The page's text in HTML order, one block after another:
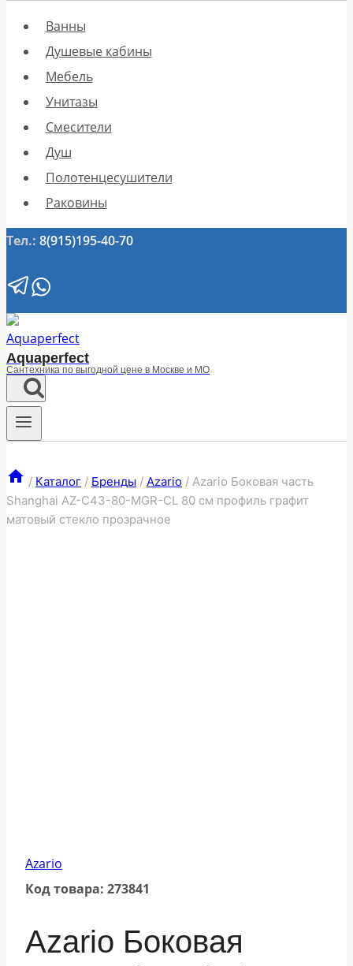
Ванны
Душевые кабины
Мебель
Унитазы
Смесители
Душ
Полотенцесушители
Раковины
Тел.: 8(915)195-40-70
Aquaperfect
Сантехника по выгодной цене в Москве и МО
/ Каталог / Бренды / Azario / Azario Боковая часть
Shanghai AZ-C43-80-MGR-CL 80 см профиль графит
матовый стекло прозрачное
Azario
Код товара: 273841
Azario Боковая